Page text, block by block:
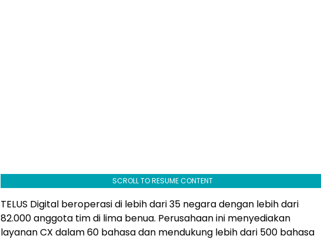
SCROLL TO RESUME CONTENT
TELUS Digital beroperasi di lebih dari 35 negara dengan lebih dari
82.000 anggota tim di lima benua. Perusahaan ini menyediakan
layanan CX dalam 60 bahasa dan mendukung lebih dari 500 bahasa